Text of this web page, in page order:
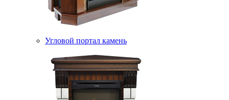
Угловой портал камень